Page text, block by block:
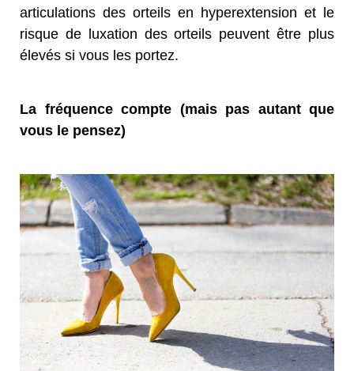
articulations des orteils en hyperextension et le
risque de luxation des orteils peuvent être plus
élevés si vous les portez.
La fréquence compte (mais pas autant que
vous le pensez)